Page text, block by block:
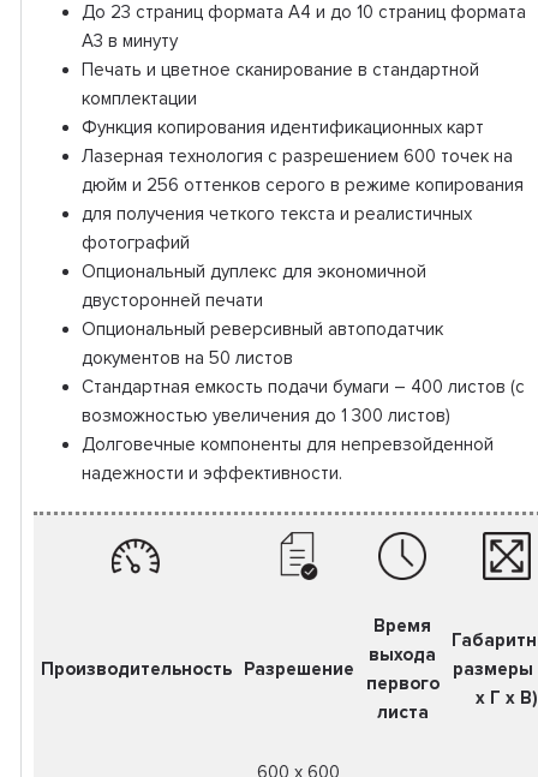
До 23 страниц формата A4 и до 10 страниц формата
A3 в минуту
Печать и цветное сканирование в стандартной
комплектации
Функция копирования идентификационных карт
Лазерная технология с разрешением 600 точек на
дюйм и 256 оттенков серого в режиме копирования
для получения четкого текста и реалистичных
фотографий
Опциональный дуплекс для экономичной
двусторонней печати
Опциональный реверсивный автоподатчик
документов на 50 листов
Стандартная емкость подачи бумаги – 400 листов (с
возможностью увеличения до 1 300 листов)
Долговечные компоненты для непревзойденной
надежности и эффективности.
Производительность Разрешение
Время
выхода
первого
листа
x Г x В)
600 x 600